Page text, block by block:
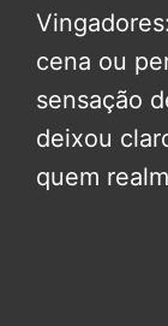
cena ou
sensação
deixou
quem